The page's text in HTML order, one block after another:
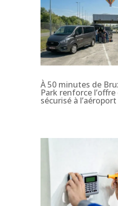
À 50 minutes de
Park renforce
sécurisé à